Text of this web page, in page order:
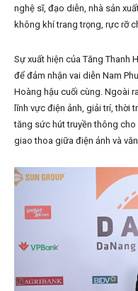
nghệ sĩ, đạo diễn, nhà sản
không khí trang trọng, rực rỡ
Sự xuất hiện của Tăng Thanh
để đảm nhận vai diễn Nam
Hoàng hậu cuối cùng. Ngoài
lĩnh vực điện ảnh, giải trí, thời
tăng sức hút truyền thông cho
giao thoa giữa điện ảnh và